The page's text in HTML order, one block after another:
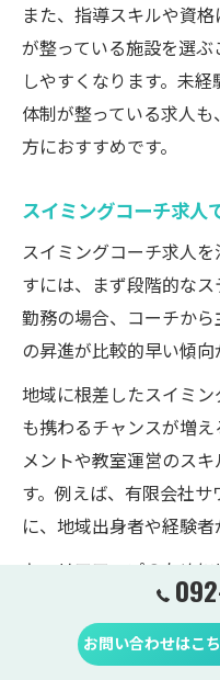
また、指導スキルや資
が整っている施設を選
しやすくなります。未
体制が整っている求人
方におすすめです。
スイミングコーチ求人
スイミングコーチ求人
すには、まず段階的な
勤務の場合、コーチか
の昇進が比較的早い傾向
地域に根差したスイミ
も携わるチャンスが増
メントや教室運営のス
す。例えば、有限会社サ
に、地域出身者や経験者
キャリアアップのため
援のある職場を選び、
勢が評価されます。将
を目指す方にも、地方
お問い合わせはこ